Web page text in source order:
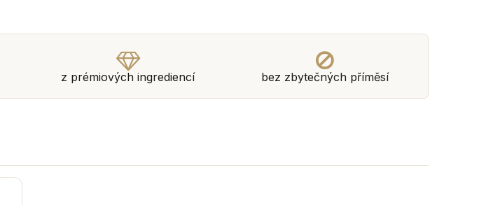
z prémiových ingrediencí bez zbytečných příměsí